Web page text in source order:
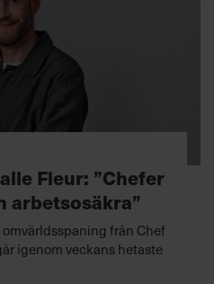
Fleur: ”Chefer
arbetsosäkra”
omvärldsspaning från Chef
igenom veckans hetaste